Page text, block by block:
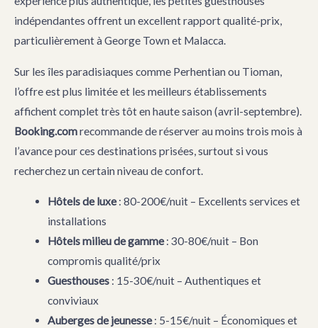
indépendantes offrent un excellent rapport qualité-prix,
particulièrement à George Town et Malacca.
Sur les îles paradisiaques comme Perhentian ou Tioman,
l’offre est plus limitée et les meilleurs établissements
affichent complet très tôt en haute saison (avril-septembre).
Booking.comrecommande de réserver au moins trois mois à
l’avance pour ces destinations prisées, surtout si vous
recherchez un certain niveau de confort.
Hôtels de luxe: 80-200€/nuit – Excellents services et
installations
Hôtels milieu de gamme: 30-80€/nuit – Bon
compromis qualité/prix
Guesthouses: 15-30€/nuit – Authentiques et
conviviaux
Auberges de jeunesse: 5-15€/nuit – Économiques et